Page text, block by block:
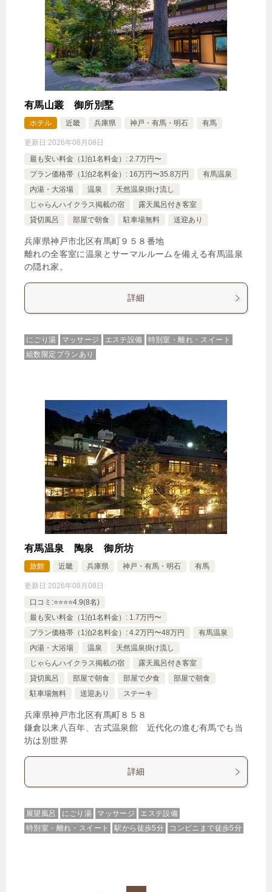
有馬山叢 御所別墅
ホテル 近畿 兵庫県 神戸・有馬・明石 有馬
更新日:2026年08月08日
最も安い料金（1泊1名料金）: 2.7万円〜
プラン価格帯（1泊2名料金）: 16万円〜35.8万円
有馬温泉
内湯・大浴場
温泉
天然温泉掛け流し
じゃらんハイクラス掲載の宿
露天風呂付き客室
貸切風呂
部屋で朝食 駐車場無料 送迎あり
兵庫県神戸市北区有馬町９５８番地
離れの全客室に温泉とサーマルルームを備える有馬温泉
の隠れ家。
詳細
にごり湯 マッサージ エステ設備
特別室・離れ・スイート
組数限定プランあり
有馬温泉 陶泉 御所坊
旅館 近畿 兵庫県 神戸・有馬・明石 有馬
更新日:2026年08月08日
口コミ:⭐️⭐️⭐️⭐️4.9(8名)
最も安い料金（1泊1名料金）: 1.7万円〜
プラン価格帯（1泊2名料金）: 4.2万円〜48万円
有馬温泉
内湯・大浴場
温泉
天然温泉掛け流し
じゃらんハイクラス掲載の宿
露天風呂付き客室
貸切風呂
部屋で朝食 部屋で夕食
部屋で朝食
駐車場無料
送迎あり ステーキ
兵庫県神戸市北区有馬町８５８
鎌倉以来八百年、古式温泉館 近代化の進む有馬でも当
坊は別世界
詳細
展望風呂 にごり湯 マッサージ
エステ設備
特別室・離れ・スイート
駅から徒歩5分 コンビニまで徒歩5分